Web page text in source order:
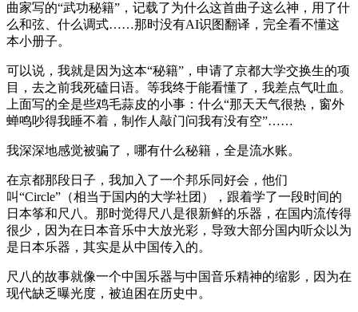
曲家写的“武功秘籍”，记载了为什么这首曲子这么神，用了什
么和弦、什么调式……那时没有AI识图翻译，完全看不懂这
本小册子。
可以说，我就是因为这本“秘籍”，申请了京都大学交换生的项
目，去之前我死磕日语。等我终于能看懂了，我差点气吐血。
上面写的全是些鸡毛蒜皮的小事：什么“那天天气很热，窗外
蝉鸣吵得我睡不着，制作人敲门问我有没有空”……
我深深地感觉被骗了，哪有什么秘籍，全是流水账。
在京都那段日子，我加入了一个邦乐同好会，他们
叫“Circle”（相当于国内的大学社团），跟着学了一段时间的
日本筝和尺八。那时觉得尺八是很新鲜的乐器，在国内流传得
很少，因为在日本音乐中大放光彩，导致大部分国内听众以为
是日本乐器，其实是从中国传入的。
尺八的故事就像一个中国乐器与中国音乐精神的缩影，因为在
现代缺乏曝光度，被迫困在历史中。